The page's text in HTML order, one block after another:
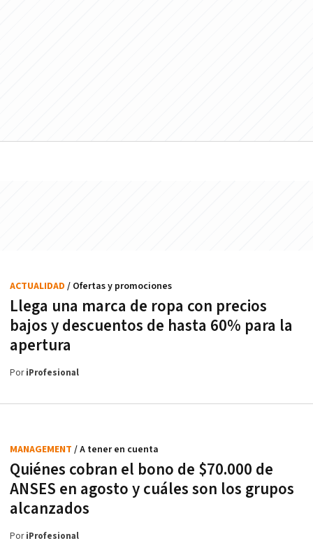
Llega una marca de ropa con precios
bajos y descuentos de hasta 60% para la
apertura
ACTUALIDAD / Ofertas y promociones
PoriProfesional
Quiénes cobran el bono de $70.000 de
ANSES en agosto y cuáles son los grupos
alcanzados
MANAGEMENT / A tener en cuenta
PoriProfesional